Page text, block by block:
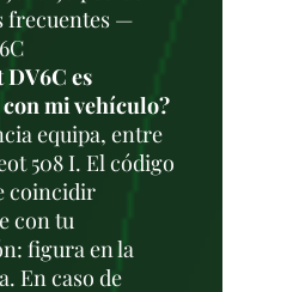
frecuentes —
DV6C es
mi vehículo?
equipa, entre
508 I. El código
coincidir
con tu
figura en la
En caso de